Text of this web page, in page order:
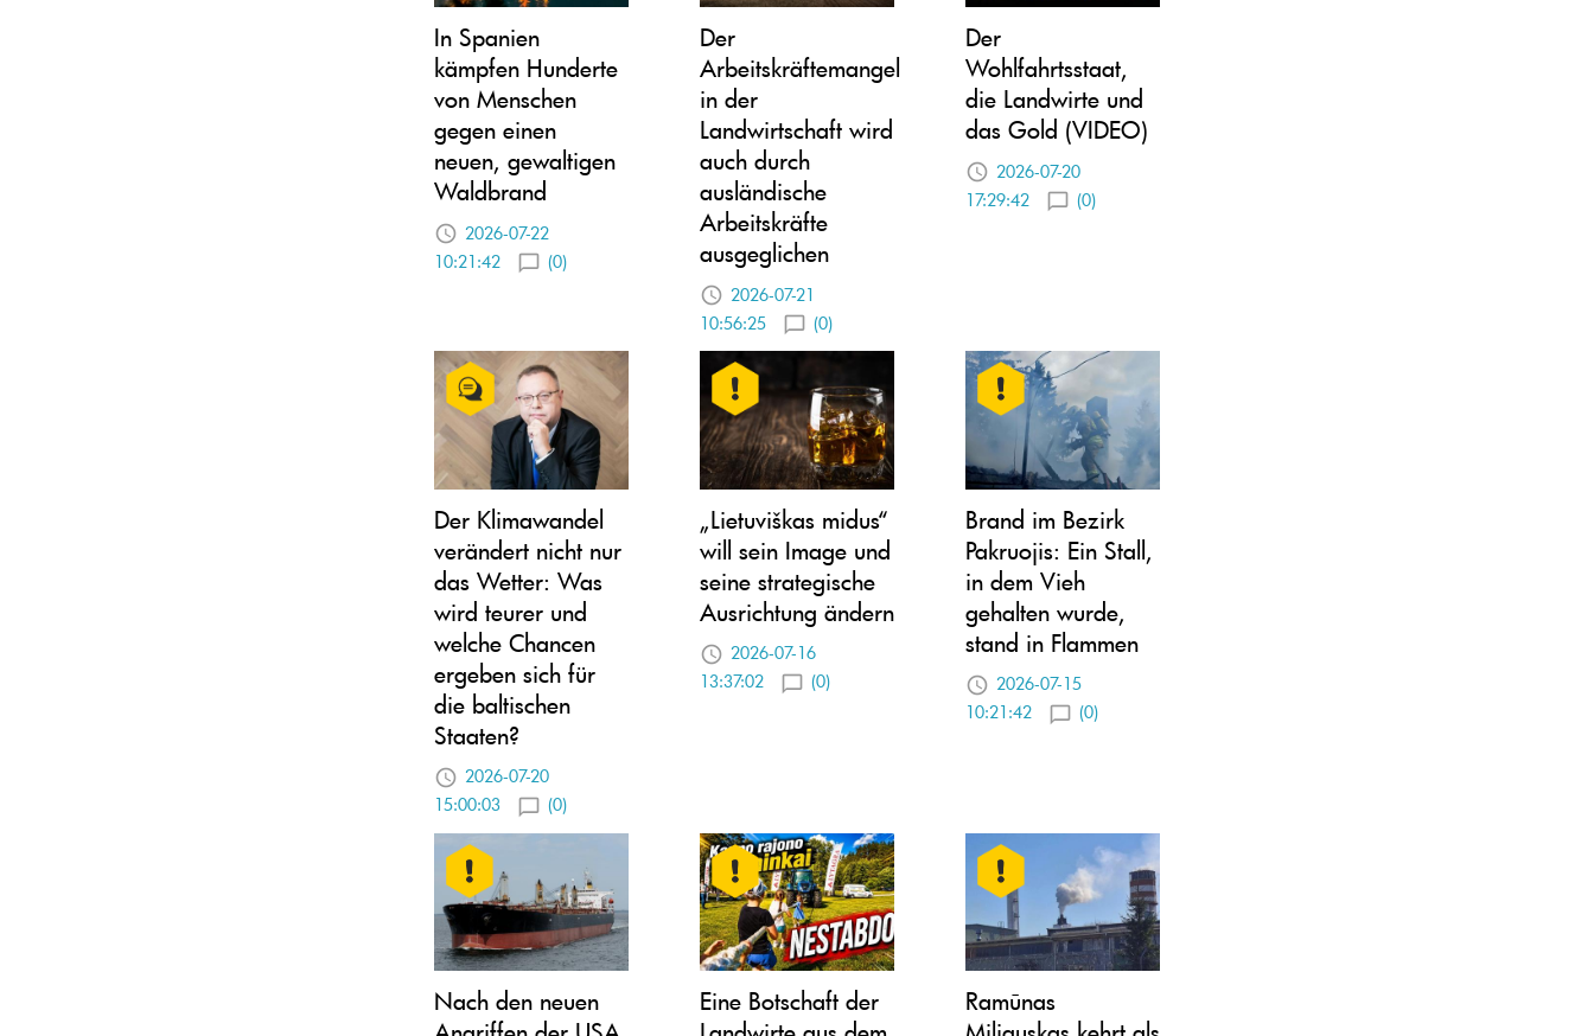
In Spanien
kämpfen Hunderte
von Menschen
gegen einen
neuen, gewaltigen
Waldbrand
2026-07-22
10:21:42
(0)
Der
Arbeitskräftemangel
in der
Landwirtschaft wird
auch durch
ausländische
Arbeitskräfte
ausgeglichen
2026-07-21
10:56:25
(0)
Der
Wohlfahrtsstaat,
die Landwirte und
das Gold (VIDEO)
2026-07-20
17:29:42
(0)
Der Klimawandel
verändert nicht nur
das Wetter: Was
wird teurer und
welche Chancen
ergeben sich für
die baltischen
Staaten?
2026-07-20
15:00:03
(0)
„Lietuviškas midus“
will sein Image und
seine strategische
Ausrichtung ändern
2026-07-16
13:37:02
(0)
Brand im Bezirk
Pakruojis: Ein Stall,
in dem Vieh
gehalten wurde,
stand in Flammen
2026-07-15
10:21:42
(0)
Nach den neuen
Eine Botschaft der
Ramūnas